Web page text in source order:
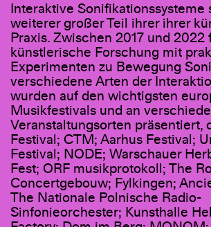
Interaktive Sonifikationssysteme
weiterer großer Teil ihrer ihrer
Praxis. Zwischen 2017 und 2022
künstlerische Forschung mit
Experimenten zu Bewegung
verschiedene Arten der
wurden auf den wichtigsten
Musikfestivals und an
Veranstaltungsorten präsentiert,
Festival; CTM; Aarhus Festival;
Festival; NODE; Warschauer
Fest; ORF musikprotokoll; The
Concertgebouw; Fylkingen;
The Nationale Polnische Radio-
Sinfonieorchester; Kunsthalle